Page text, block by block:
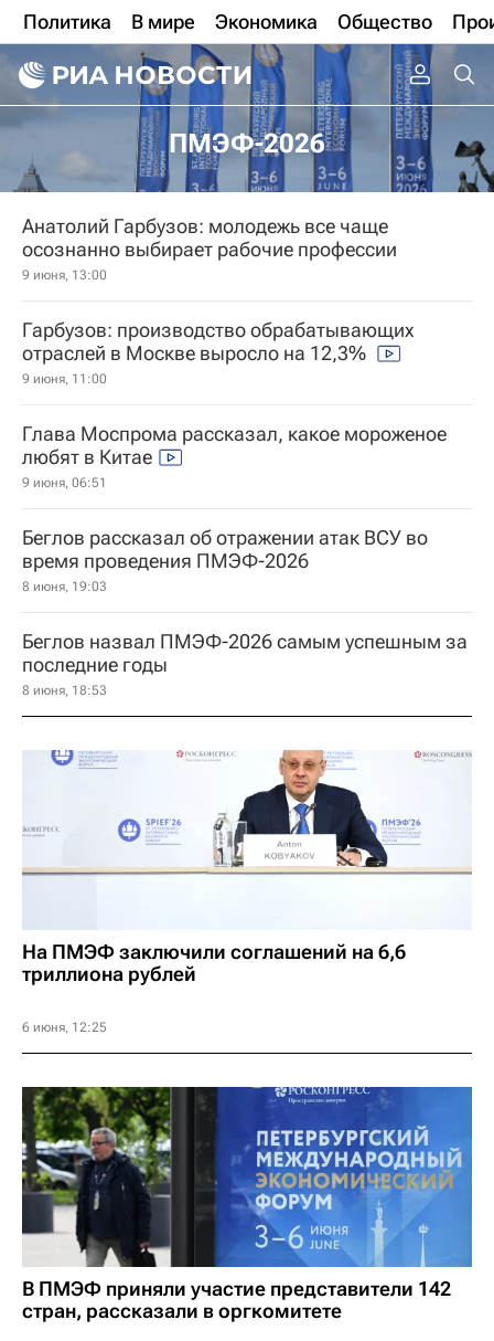
Политика В мире Экономика Общество
ПМЭФ-2026
Анатолий Гарбузов: молодежь все чаще
осознанно выбирает рабочие профессии
9 июня, 13:00
Гарбузов: производство обрабатывающих
отраслей в Москве выросло на 12,3%
9 июня, 11:00
Глава Моспрома рассказал, какое мороженое
любят в Китае
9 июня, 06:51
Беглов рассказал об отражении атак ВСУ во
время проведения ПМЭФ-2026
8 июня, 19:03
Беглов назвал ПМЭФ-2026 самым успешным за
последние годы
8 июня, 18:53
На ПМЭФ заключили соглашений на 6,6
триллиона рублей
6 июня, 12:25
В ПМЭФ приняли участие представители 142
стран, рассказали в оргкомитете